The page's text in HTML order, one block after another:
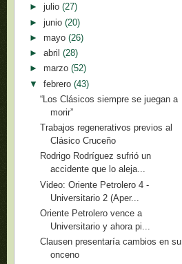
► julio (27)
► junio (20)
► mayo (26)
► abril (28)
► marzo (52)
▼ febrero (43)
“Los Clásicos siempre se juegan a
morir”
Trabajos regenerativos previos al
Clásico Cruceño
Rodrigo Rodríguez sufrió un
accidente que lo aleja...
Video: Oriente Petrolero 4 -
Universitario 2 (Aper...
Oriente Petrolero vence a
Universitario y ahora pi...
Clausen presentaría cambios en su
onceno